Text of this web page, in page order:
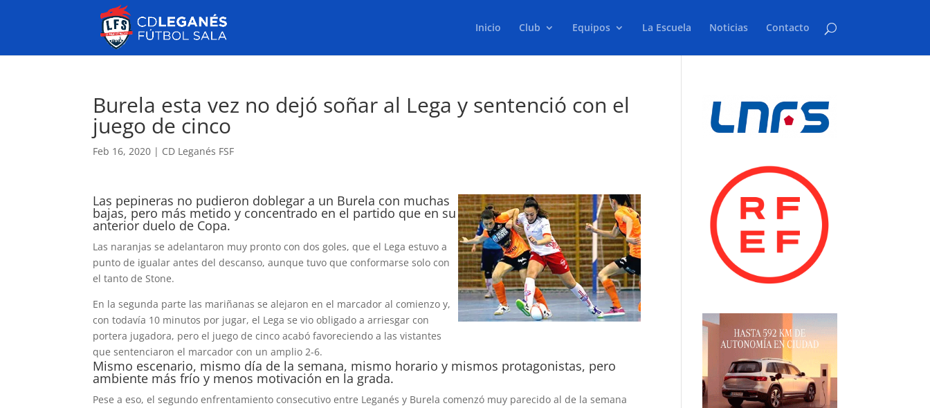
Inicio Club Equipos La Escuela Noticias Contacto
Burela esta vez no dejó soñar al Lega y sentenció con el
juego de cinco
Feb 16, 2020 | CD Leganés FSF
Las pepineras no pudieron doblegar a un Burela con muchas
bajas, pero más metido y concentrado en el partido que en su
anterior duelo de Copa.
Las naranjas se adelantaron muy pronto con dos goles, que el Lega estuvo a
punto de igualar antes del descanso, aunque tuvo que conformarse solo con
el tanto de Stone.
En la segunda parte las mariñanas se alejaron en el marcador al comienzo y,
con todavía 10 minutos por jugar, el Lega se vio obligado a arriesgar con
portera jugadora, pero el juego de cinco acabó favoreciendo a las vistantes
que sentenciaron el marcador con un amplio 2-6.
Mismo escenario, mismo día de la semana, mismo horario y mismos protagonistas, pero
ambiente más frío y menos motivación en la grada.
Pese a eso, el segundo enfrentamiento consecutivo entre Leganés y Burela comenzó muy parecido al de la semana